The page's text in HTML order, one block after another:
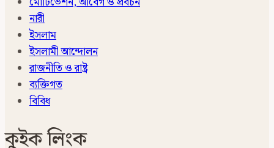
নারী
ইসলাম
ইসলামী আন্দোলন
রাজনীতি ও রাষ্ট্র
ব্যক্তিগত
বিবিধ
কুইক লিংক